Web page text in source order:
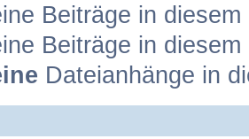
Beiträge in
Beiträge in
Dateianhänge in